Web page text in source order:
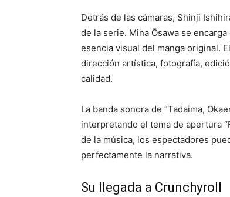
Detrás de las cámaras, Shinji
de la serie. Mina Ōsawa se
esencia visual del manga original.
dirección artística, fotografía,
calidad.
La banda sonora de “Tadaima,
interpretando el tema de apertura
de la música, los espectadores
perfectamente la narrativa.
Su llegada a Crunchyroll